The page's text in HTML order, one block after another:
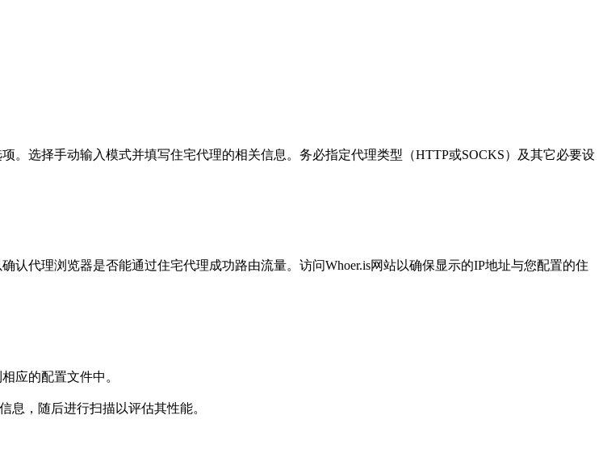
选择手动输入模式并填写住宅代理的相关信息。务必指定代理类型（HTTP或SOCKS）及其它必要设
代理浏览器是否能通过住宅代理成功路由流量。访问Whoer.is网站以确保显示的IP地址与您配置的住
应的配置文件中。
，随后进行扫描以评估其性能。